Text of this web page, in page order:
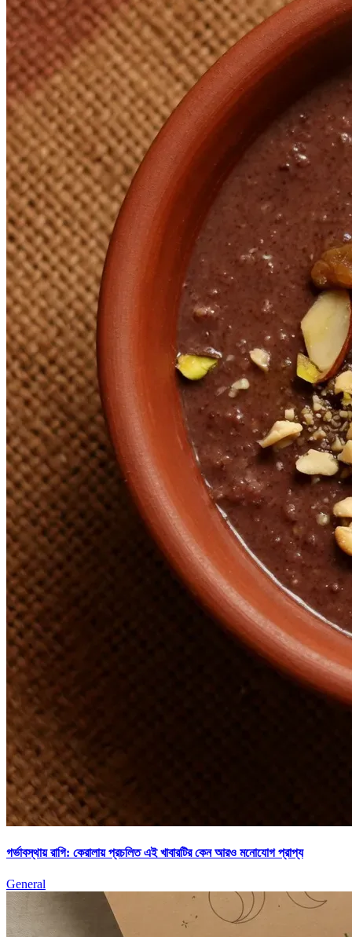
গর্ভাবস্থায় রাগি: কেরালায় প্রচলিত এই খাবারটির কেন আরও মনোযোগ প্রাপ্য
General